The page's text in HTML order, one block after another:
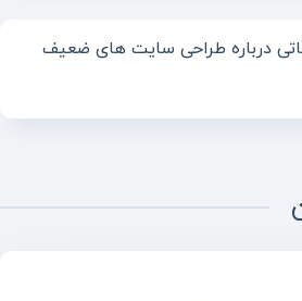
درباره طراحی سایت های ضعیف